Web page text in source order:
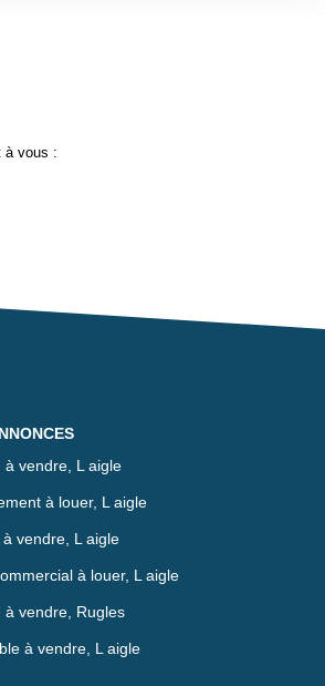
à vous :
à vendre, L aigle
à louer, L aigle
à vendre, L aigle
à louer, L aigle
à vendre, Rugles
à vendre, L aigle